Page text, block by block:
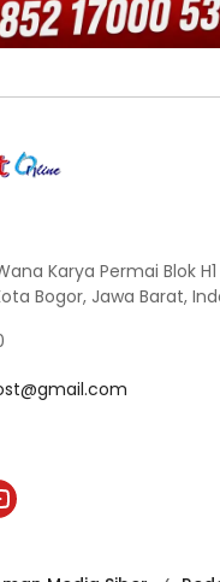
Karya Permai Blok
Bogor, Jawa Barat,